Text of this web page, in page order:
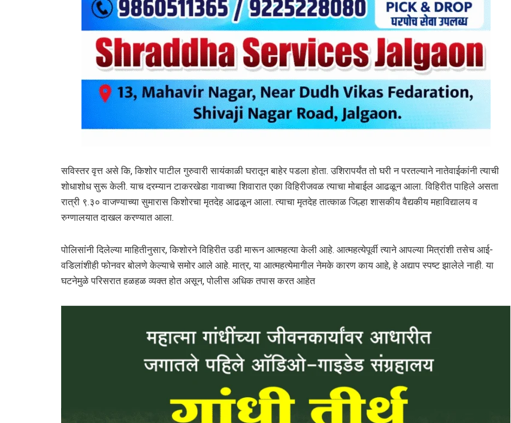
सविस्तर वृत्त असे कि, किशोर पाटील गुरुवारी सायंकाळी घरातून बाहेर पडला होता. उशिरापर्यंत तो घरी न परतल्याने नातेवाईकांनी त्याची
शोधाशोध सुरू केली. याच दरम्यान टाकरखेडा गावाच्या शिवारात एका विहिरीजवळ त्याचा मोबाईल आढळून आला. विहिरीत पाहिले असता
रात्री ९.३० वाजण्याच्या सुमारास किशोरचा मृतदेह आढळून आला. त्याचा मृतदेह तात्काळ जिल्हा शासकीय वैद्यकीय महाविद्यालय व
रुग्णालयात दाखल करण्यात आला.
पोलिसांनी दिलेल्या माहितीनुसार, किशोरने विहिरीत उडी मारून आत्महत्या केली आहे. आत्महत्येपूर्वी त्याने आपल्या मित्रांशी तसेच आई-
वडिलांशीही फोनवर बोलणे केल्याचे समोर आले आहे. मात्र, या आत्महत्येमागील नेमके कारण काय आहे, हे अद्याप स्पष्ट झालेले नाही. या
घटनेमुळे परिसरात हळहळ व्यक्त होत असून, पोलीस अधिक तपास करत आहेत